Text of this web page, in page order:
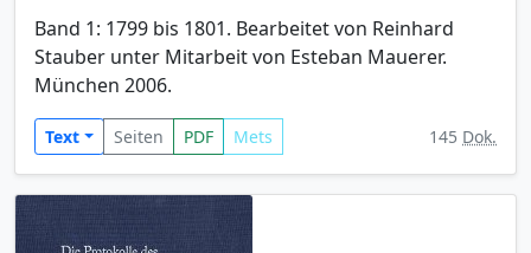
Band 1: 1799 bis 1801. Bearbeitet von Reinhard
Stauber unter Mitarbeit von Esteban Mauerer.
München 2006.
Text Seiten PDF Mets 145 Dok.